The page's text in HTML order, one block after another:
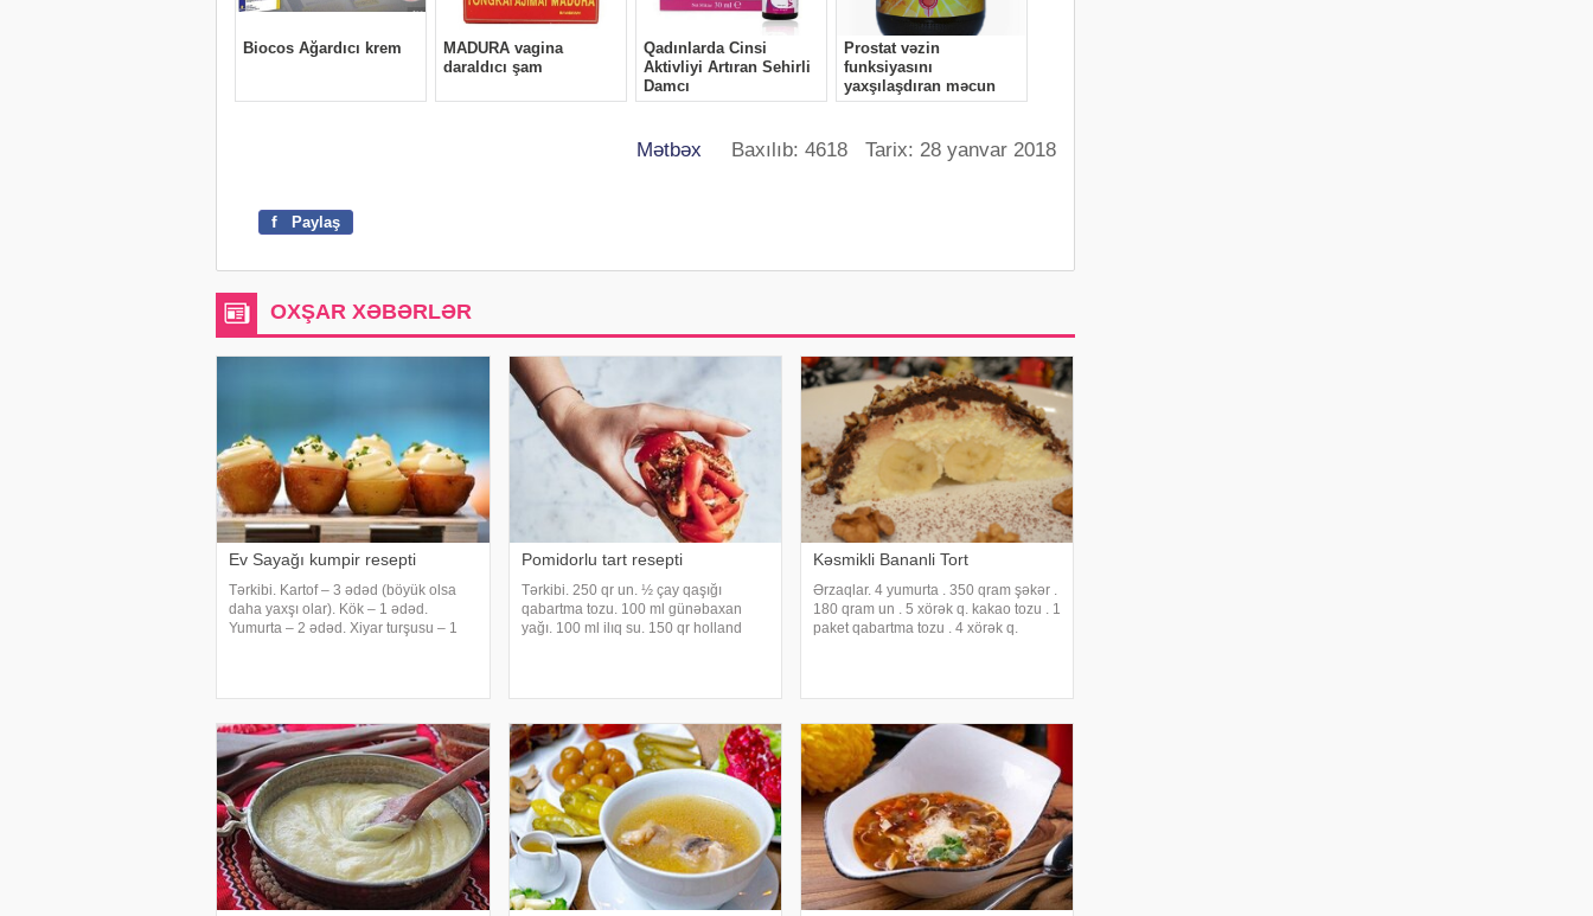
Mətbəx Baxılıb: 4618 Tarix: 28 yanvar 2018
f Paylaş
OXŞAR XƏBƏRLƏR
Ev Sayağı kumpir resepti
Tərkibi. Kartof – 3 ədəd (böyük olsa
daha yaxşı olar). Kök – 1 ədəd.
Yumurta – 2 ədəd. Xiyar turşusu – 1
Pomidorlu tart resepti
Tərkibi. 250 qr un. ½ çay qaşığı
qabartma tozu. 100 ml günəbaxan
yağı. 100 ml ilıq su. 150 qr holland
Kəsmikli Bananli Tort
Ərzaqlar. 4 yumurta . 350 qram şəkər .
180 qram un . 5 xörək q. kakao tozu . 1
paket qabartma tozu . 4 xörək q.